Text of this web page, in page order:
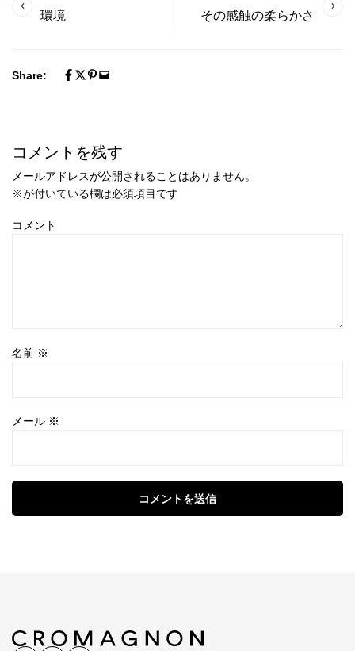
環境 その感触の柔らかさ
Share:
コメントを残す
メールアドレスが公開されることはありません。
※が付いている欄は必須項目です
コメント
名前 ※
メール ※
コメントを送信